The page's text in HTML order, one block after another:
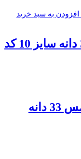
افزودن به سبد خرید
تسبیح عقیق ام البنین 33 دانه سایز 10 کد
تسبیح عقیق شرف الشمس 33 دانه